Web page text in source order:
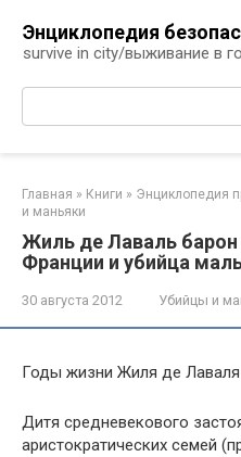
контенту
Энциклопедия
survive in city/выживание в
Поиск:
Главная » Книги » Энциклопедия
и маньяки
Жиль де Лаваль
Франции и убийца
30 августа 2012 Убийцы и
Годы жизни Жиля де
Дитя средневекового
аристократических семей